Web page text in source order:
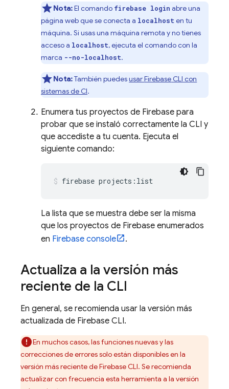
Nota:El comando firebase login abre una
página web que se conecta a localhost en tu
máquina. Si usas una máquina remota y no tienes
acceso a localhost, ejecuta el comando con la
marca --no-localhost.
Nota:También puedesusarFirebase CLI con
sistemas de CI.
Enumera tus proyectos de Firebase para
probar que se instaló correctamente la CLI y
que accediste a tu cuenta. Ejecuta el
siguiente comando:
firebase projects:list
La lista que se muestra debe ser la misma
que los proyectos de Firebase enumerados
en Firebase console .
Actualiza a la versión más
reciente de la CLI
En general, se recomienda usar la versión más
actualizada de Firebase CLI.
En muchos casos, las funciones nuevas y las
correcciones de errores solo están disponibles en la
versión más reciente deFirebaseCLI. Se recomienda
actualizar con frecuencia esta herramienta a la versión